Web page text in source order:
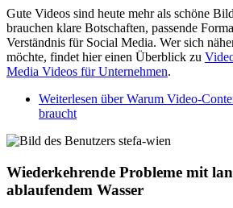
Gute Videos sind heute mehr als schöne
brauchen klare Botschaften, passende
Verständnis für Social Media. Wer sich
möchte, findet hier einen Überblick zu
Media Videos für Unternehmen.
Weiterlesen über Warum Video-
braucht
Wiederkehrende Probleme mit
ablaufendem Wasser